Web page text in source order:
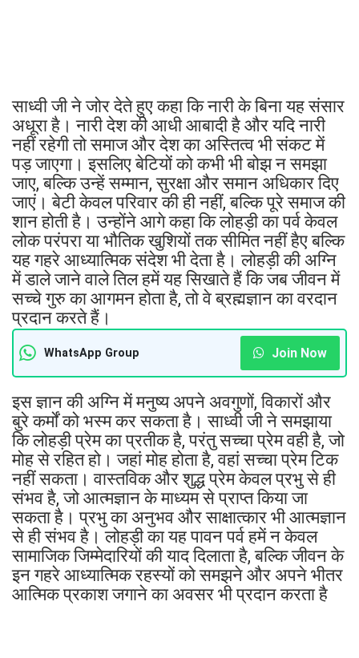
साध्वी जी ने जोर देते हुए कहा कि नारी के बिना यह संसार
अधूरा है। नारी देश की आधी आबादी है और यदि नारी
नहीं रहेगी तो समाज और देश का अस्तित्व भी संकट में
पड़ जाएगा। इसलिए बेटियों को कभी भी बोझ न समझा
जाए, बल्कि उन्हें सम्मान, सुरक्षा और समान अधिकार दिए
जाएं। बेटी केवल परिवार की ही नहीं, बल्कि पूरे समाज की
शान होती है। उन्होंने आगे कहा कि लोहड़ी का पर्व केवल
लोक परंपरा या भौतिक खुशियों तक सीमित नहीं हैए बल्कि
यह गहरे आध्यात्मिक संदेश भी देता है। लोहड़ी की अग्नि
में डाले जाने वाले तिल हमें यह सिखाते हैं कि जब जीवन में
सच्चे गुरु का आगमन होता है, तो वे ब्रह्मज्ञान का वरदान
प्रदान करते हैं।
WhatsApp Group Join Now
इस ज्ञान की अग्नि में मनुष्य अपने अवगुणों, विकारों और
बुरे कर्मों को भस्म कर सकता है। साध्वी जी ने समझाया
कि लोहड़ी प्रेम का प्रतीक है, परंतु सच्चा प्रेम वही है, जो
मोह से रहित हो। जहां मोह होता है, वहां सच्चा प्रेम टिक
नहीं सकता। वास्तविक और शुद्ध प्रेम केवल प्रभु से ही
संभव है, जो आत्मज्ञान के माध्यम से प्राप्त किया जा
सकता है। प्रभु का अनुभव और साक्षात्कार भी आत्मज्ञान
से ही संभव है। लोहड़ी का यह पावन पर्व हमें न केवल
सामाजिक जिम्मेदारियों की याद दिलाता है, बल्कि जीवन के
इन गहरे आध्यात्मिक रहस्यों को समझने और अपने भीतर
आत्मिक प्रकाश जगाने का अवसर भी प्रदान करता है